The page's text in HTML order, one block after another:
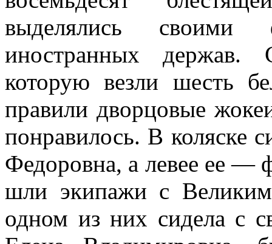
выделялись своими
иностранных держав.
которую везли шесть
правили дворцовые
понравилось. В коляске
Федоровна, а левее ее —
шли экипажи с
одном из них сидела с